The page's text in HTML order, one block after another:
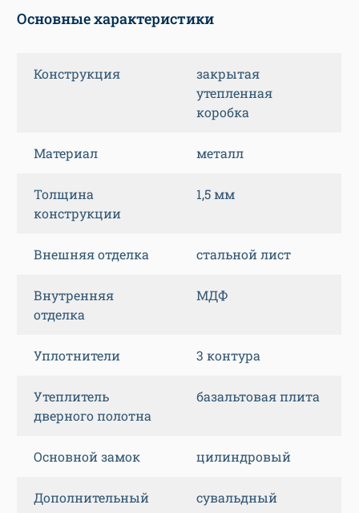
Основные характеристики
Конструкция
закрытая
утепленная
коробка
Материал металл
Толщина
конструкции
1,5 мм
Внешняя отделка стальной лист
Внутренняя
отделка
МДФ
Уплотнители 3 контура
Утеплитель
дверного полотна
базальтовая плита
Основной замок цилиндровый
Дополнительный
сувальдный